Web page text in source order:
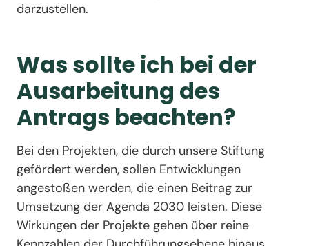
darzustellen.
Was sollte ich bei der
Ausarbeitung des
Antrags beachten?
Bei den Projekten, die durch unsere Stiftung
gefördert werden, sollen Entwicklungen
angestoßen werden, die einen Beitrag zur
Umsetzung der Agenda 2030 leisten. Diese
Wirkungen der Projekte gehen über reine